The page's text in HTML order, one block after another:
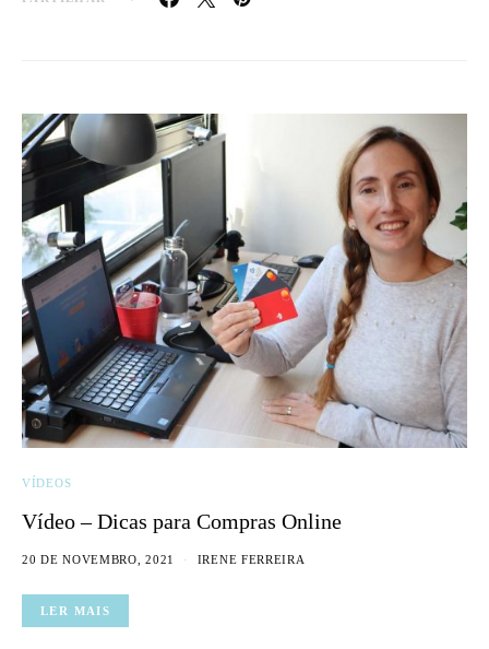
VÍDEOS
Vídeo – Dicas para Compras Online
20 DE NOVEMBRO, 2021 IRENE FERREIRA
LER MAIS